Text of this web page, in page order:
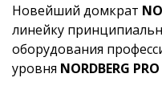
Новейший домкрат
линейку
оборудования
уровня NORDBERG PRO